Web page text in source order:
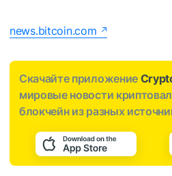
news.bitcoin.com
Скачайте приложение
мировые новости
блокчейн из разных